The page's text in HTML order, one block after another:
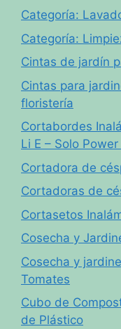
Categoría:
Categoría:
Cintas de jardín
Cintas para
floristería
Cortabordes
Li E – Solo
Cortadora de
Cortadoras de
Cortasetos
Cosecha y
Cosecha y
Tomates
Cubo de
de Plástico